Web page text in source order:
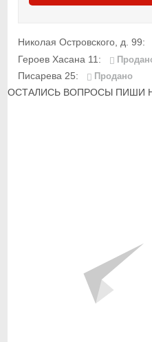
Николая Островского, д. 99:
Героев Хасана 11:
Писарева 25: Продано
ОСТАЛИСЬ ВОПРОСЫ ПИШИ